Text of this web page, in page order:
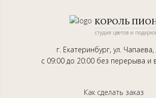
КОРОЛЬ
студия цветов и
г. Екатеринбург, ул. Чапаева,
с 09:00 до 20:00 без перерыва и
Как сделать заказ